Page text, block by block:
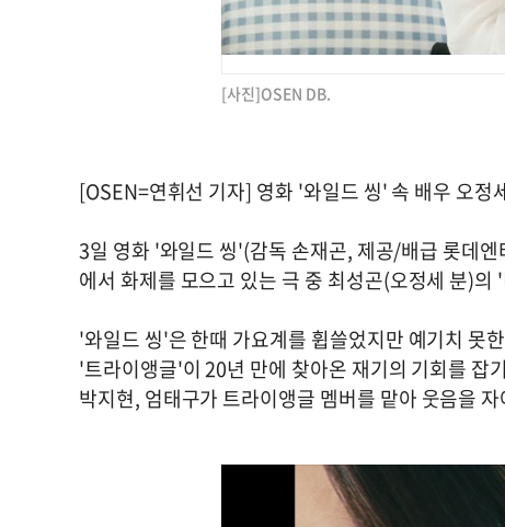
[사진]OSEN DB.
[OSEN=연휘선 기자] 영화 '와일드 씽' 속 배우 오
3일 영화 '와일드 씽'(감독 손재곤, 제공/배급 롯데
에서 화제를 모으고 있는 극 중 최성곤(오정세 분)
'와일드 씽'은 한때 가요계를 휩쓸었지만 예기치 못
'트라이앵글'이 20년 만에 찾아온 재기의 기회를 잡
박지현, 엄태구가 트라이앵글 멤버를 맡아 웃음을